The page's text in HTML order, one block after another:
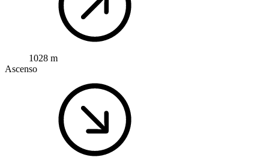
1028 m
Ascenso